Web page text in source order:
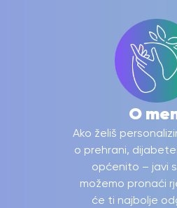
O
Ako želiš
o prehrani,
općenito – javi
možemo pronaći
će ti najbolje